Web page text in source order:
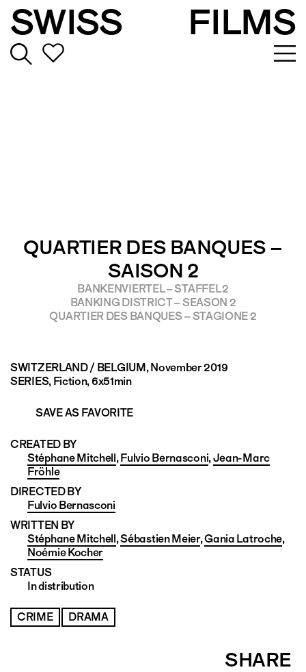
SWISS FILMS
QUARTIER DES BANQUES –
SAISON 2
BANKENVIERTEL – STAFFEL 2
BANKING DISTRICT – SEASON 2
QUARTIER DES BANQUES – STAGIONE 2
SWITZERLAND / BELGIUM, November 2019
SERIES, Fiction, 6x51min
SAVE AS FAVORITE
CREATED BY
Stéphane Mitchell,Fulvio Bernasconi,Jean-Marc
Fröhle
DIRECTED BY
Fulvio Bernasconi
WRITTEN BY
Stéphane Mitchell,Sébastien Meier,Gania Latroche,
Noémie Kocher
STATUS
In distribution
CRIME DRAMA
SHARE